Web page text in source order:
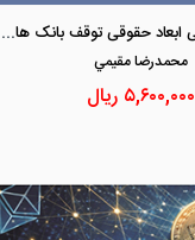
تحلیل و بررسی ابعاد حقوقی توقف بانک ها «در حقوق ایران و انگلیس»
محمدرضا مقيمي
۵,۶۰۰,۰۰۰ ریال